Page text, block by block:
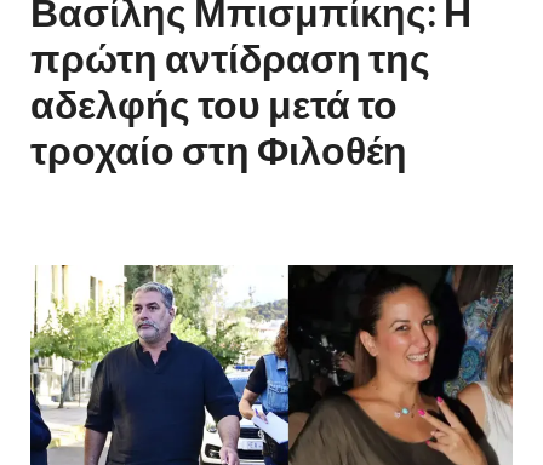
Βασίλης Μπισμπίκης: Η
πρώτη αντίδραση της
αδελφής του μετά το
τροχαίο στη Φιλοθέη